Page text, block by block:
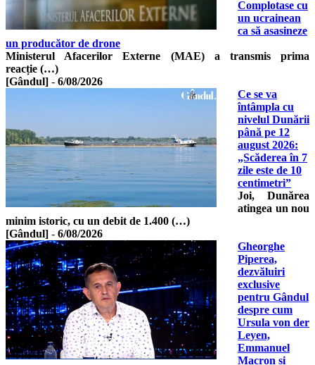
Complotase cu
un ucrainean
ca să asasineze
un producător de drone
Ministerul Afacerilor Externe (MAE) a transmis prima
reacție (…)
[Gândul] - 6/08/2026
Ce se va
întâmpla cu
nivelul Dunării
până pe 12
august 2026:
„Scăderea în 7
zile este de 10
centimetri”
Joi, Dunărea
atingea un nou
minim istoric, cu un debit de 1.400 (…)
[Gândul] - 6/08/2026
Gheorghe
Piperea,
dezvăluiri
exclusive
pentru Gândul
despre cum
Ursula von der
Leyen,
Emmanuel
Macron și